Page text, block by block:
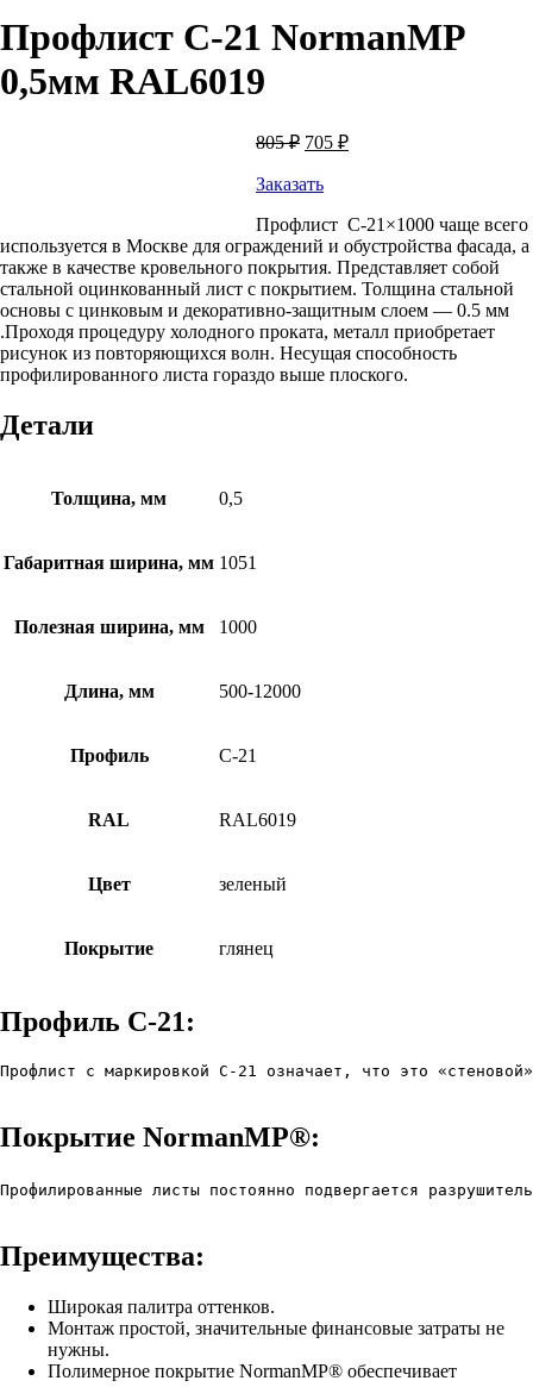
Профлист С-21 NormanMP
0,5мм RAL6019
805₽ Первоначальная
составляла
705₽Текущая
Заказать
Профлист С-21×1000 чаще всего
используется в Москве для ограждений и обустройства фасада, а
также в качестве кровельного покрытия. Представляет собой
стальной оцинкованный лист с покрытием. Толщина стальной
основы с цинковым и декоративно-защитным слоем — 0.5 мм
.Проходя процедуру холодного проката, металл приобретает
рисунок из повторяющихся волн. Несущая способность
профилированного листа гораздо выше плоского.
Детали
Толщина, мм 0,5
Габаритная ширина, мм 1051
Полезная ширина, мм 1000
Длина, мм 500-12000
Профиль С-21
RAL RAL6019
Цвет зеленый
Покрытие глянец
Профиль С-21:
Профлист с маркировкой С-21 означает, что это
Покрытие NormanMP®:
Профилированные листы постоянно подвергается
Преимущества:
Широкая палитра оттенков.
Монтаж простой, значительные финансовые затраты не
нужны.
Полимерное покрытие NormanMP® обеспечивает